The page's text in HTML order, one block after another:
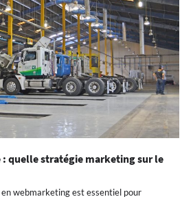
: quelle stratégie marketing sur le
webmarketing est essentiel pour